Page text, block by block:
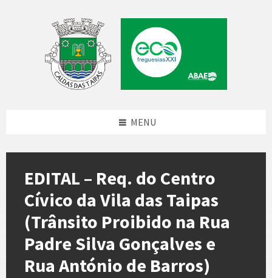
MENU
EDITAL – Req. do Centro
Cívico da Vila das Taipas
(Trânsito Proibido na Rua
Padre Silva Gonçalves e
Rua António de Barros)